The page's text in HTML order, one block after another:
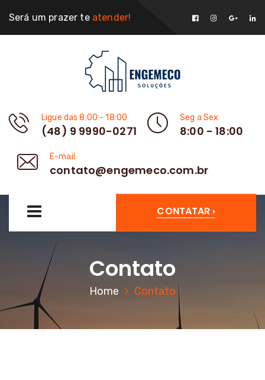
Será um prazer te atender!
Ligue das 8:00 - 18:00
(48) 9 9990-0271
Seg a Sex
8:00 - 18:00
E-mail
contato@engemeco.com.br
CONTATAR
Contato
Home Contato